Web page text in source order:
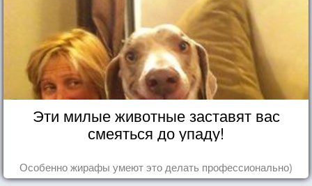
Эти милые животные заставят вас
смеяться до упаду!
Особенно жирафы умеют это делать профессионально)